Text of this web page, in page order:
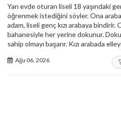
Yan evde oturan liseli 18 yaşındaki
öğrenmek istediğini söyler. Ona
adam, liseli genç kızı arabaya
bahanesiyle her yerine dokunur.
sahip olmayı başarır. Kızı arabada
Ağu 06, 2026